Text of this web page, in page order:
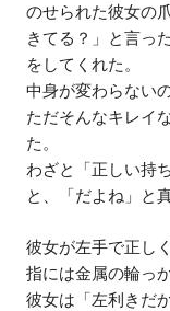
のせられた彼女
きてる？」と言っ
をしてくれた。
中身が変わらない
ただそんなキレイ
た。
わざと「正しい持
と、「だよね」と
彼女が左手で正し
指には金属の輪っ
彼女は「左利きだ